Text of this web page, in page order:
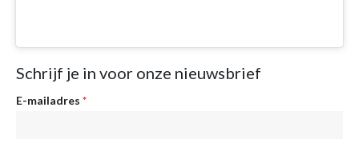
Schrijf je in voor onze nieuwsbrief
Nieuwsbrief
E-mailadres *